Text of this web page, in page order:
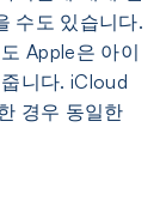
수도 있습니다.
Apple은 아이
니다. iCloud
경우 동일한